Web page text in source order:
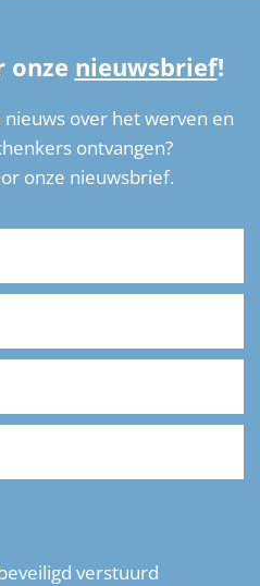
onze nieuwsbrief!
over het werven en
ontvangen?
onze nieuwsbrief.
verstuurd